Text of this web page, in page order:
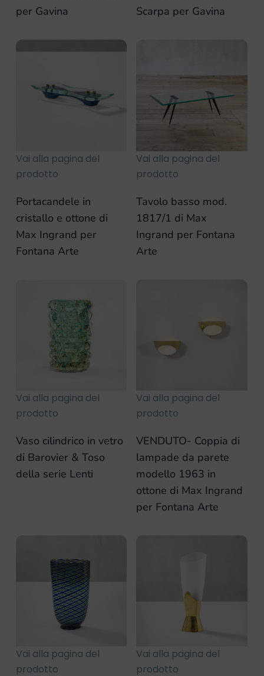
per Gavina
Scarpa per Gavina
Vai alla pagina del
prodotto
Portacandele in
cristallo e ottone di
Max Ingrand per
Fontana Arte
Vai alla pagina del
prodotto
Tavolo basso mod.
1817/1 di Max
Ingrand per Fontana
Arte
Vai alla pagina del
prodotto
Vaso cilindrico in vetro
di Barovier & Toso
della serie Lenti
Vai alla pagina del
prodotto
VENDUTO- Coppia di
lampade da parete
modello 1963 in
ottone di Max Ingrand
per Fontana Arte
Vai alla pagina del
prodotto
Vai alla pagina del
prodotto